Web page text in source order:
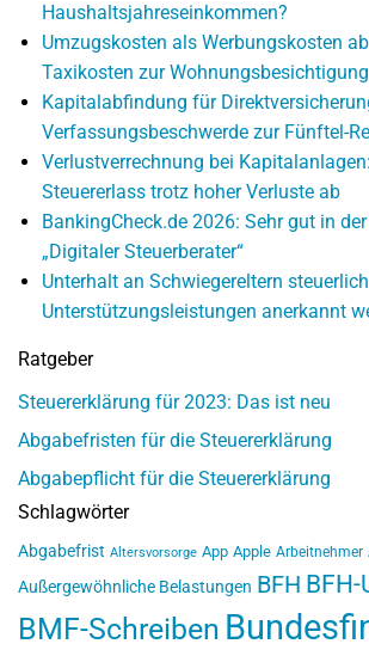
Haushaltsjahreseinkommen?
Umzugskosten als Werbungskosten
Taxikosten zur Wohnungsbesichtigung
Kapitalabfindung für
Verfassungsbeschwerde zur Fünftel-
Verlustverrechnung bei
Steuererlass trotz hoher Verluste ab
BankingCheck.de 2026: Sehr gut in
„Digitaler Steuerberater“
Unterhalt an Schwiegereltern
Unterstützungsleistungen anerkannt
Ratgeber
Steuererklärung für 2023: Das ist neu
Abgabefristen für die Steuererklärung
Abgabepflicht für die Steuererklärung
Schlagwörter
Abgabefrist Altersvorsorge App Apple Arbeitnehmer
Außergewöhnliche Belastungen BFH
BMF-Schreiben